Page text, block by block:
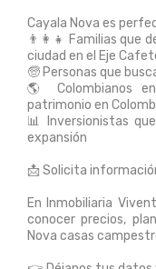
Cayala Nova es
👨‍👩‍👧 Familias que
ciudad en el Eje
🧓 Personas que
🌎 Colombianos
patrimonio en
📊 Inversionistas
expansión
📩 Solicita
En Inmobiliaria
conocer precios,
Nova casas